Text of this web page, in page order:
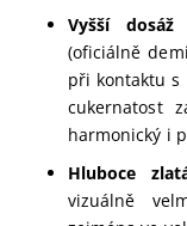
Vyšší
(oficiálně
při kontaktu s
cukernatost
harmonický i
Hluboce
vizuálně